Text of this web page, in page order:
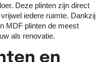
Deze plinten zijn direct
iedere ruimte. Dankzij
MDF plinten de meest
als renovatie.
en